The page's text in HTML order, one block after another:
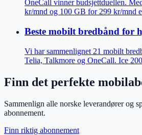
OneCall vinner budsjettduellen.
kr/mnd og 100 GB for 299 kr/mnd
Beste mobilt bredbånd for
Vi har sammenlignet 21 mobilt
Telia, Talkmore og OneCall. Ice
Finn det perfekte
Sammenlign alle norske leverandører og
abonnement.
Finn riktig abonnement